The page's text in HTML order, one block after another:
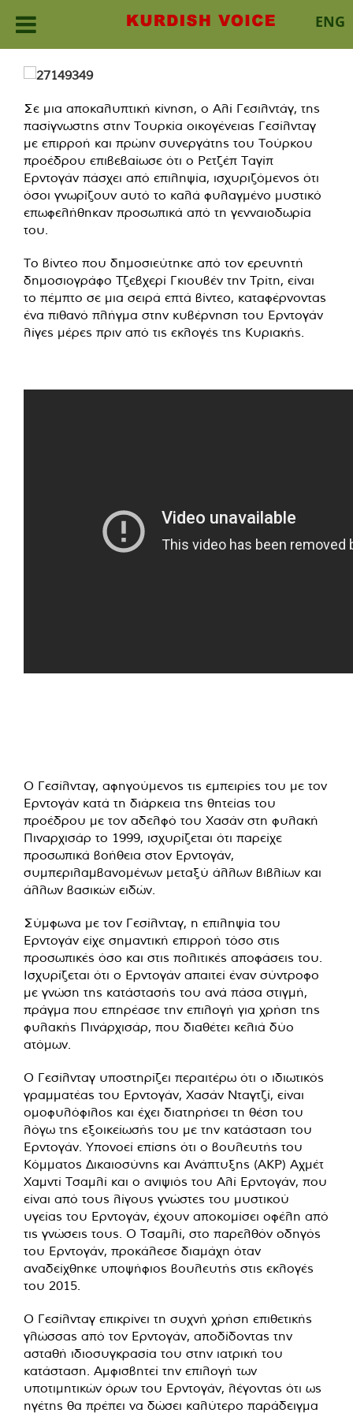
ENG
Σε μια αποκαλυπτική κίνηση, ο Αλί Γεσιλντάγ, της
πασίγνωστης στην Τουρκία οικογένειας Γεσίλνταγ
με επιρροή και πρώην συνεργάτης του Τούρκου
προέδρου επιβεβαίωσε ότι ο Ρετζέπ Ταγίπ
Ερντογάν πάσχει από επιληψία, ισχυριζόμενος ότι
όσοι γνωρίζουν αυτό το καλά φυλαγμένο μυστικό
επωφελήθηκαν προσωπικά από τη γενναιοδωρία
του.
Το βίντεο που δημοσιεύτηκε από τον ερευνητή
δημοσιογράφο Τζεβχερί Γκιουβέν την Τρίτη, είναι
το πέμπτο σε μια σειρά επτά βίντεο, καταφέρνοντας
ένα πιθανό πλήγμα στην κυβέρνηση του Ερντογάν
λίγες μέρες πριν από τις εκλογές της Κυριακής.
Ο Γεσίλνταγ, αφηγούμενος τις εμπειρίες του με τον
Ερντογάν κατά τη διάρκεια της θητείας του
προέδρου με τον αδελφό του Χασάν στη φυλακή
Πιναρχισάρ το 1999, ισχυρίζεται ότι παρείχε
προσωπικά βοήθεια στον Ερντογάν,
συμπεριλαμβανομένων μεταξύ άλλων βιβλίων και
άλλων βασικών ειδών.
Σύμφωνα με τον Γεσίλνταγ, η επιληψία του
Ερντογάν είχε σημαντική επιρροή τόσο στις
προσωπικές όσο και στις πολιτικές αποφάσεις του.
Ισχυρίζεται ότι ο Ερντογάν απαιτεί έναν σύντροφο
με γνώση της κατάστασής του ανά πάσα στιγμή,
πράγμα που επηρέασε την επιλογή για χρήση της
φυλακής Πινάρχισάρ, που διαθέτει κελιά δύο
ατόμων.
Ο Γεσίλνταγ υποστηρίζει περαιτέρω ότι ο ιδιωτικός
γραμματέας του Ερντογάν, Χασάν Νταγτζί, είναι
ομοφυλόφιλος και έχει διατηρήσει τη θέση του
λόγω της εξοικείωσής του με την κατάσταση του
Ερντογάν. Υπονοεί επίσης ότι ο βουλευτής του
Κόμματος Δικαιοσύνης και Ανάπτυξης (AKP) Αχμέτ
Χαμντί Τσαμλί και ο ανιψιός του Αλί Ερντογάν, που
είναι από τους λίγους γνώστες του μυστικού
υγείας του Ερντογάν, έχουν αποκομίσει οφέλη από
τις γνώσεις τους. Ο Τσαμλί, στο παρελθόν οδηγός
του Ερντογάν, προκάλεσε διαμάχη όταν
αναδείχθηκε υποψήφιος βουλευτής στις εκλογές
του 2015.
Ο Γεσίλνταγ επικρίνει τη συχνή χρήση επιθετικής
γλώσσας από τον Ερντογάν, αποδίδοντας την
ασταθή ιδιοσυγκρασία του στην ιατρική του
κατάσταση. Αμφισβητεί την επιλογή των
υποτιμητικών όρων του Ερντογάν, λέγοντας ότι ως
ηγέτης θα πρέπει να δώσει καλύτερο παράδειγμα